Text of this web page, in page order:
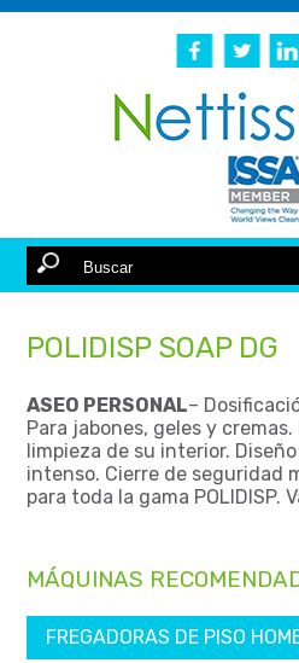
POLIDISP SOAP DG
ASEO PERSONAL–
Para jabones, geles y
limpieza de su interior.
intenso. Cierre de seguridad
para toda la gama POLIDISP.
MÁQUINAS
FREGADORAS DE PISO